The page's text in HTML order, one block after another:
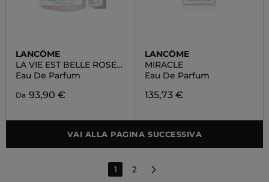
LANCÔME
LA VIE EST BELLE ROSE
EXTRAORDINAIRE
Eau De Parfum
Da 93,90 €
LANCÔME
MIRACLE
Eau De Parfum
135,73 €
VAI ALLA PAGINA SUCCESSIVA
1 2